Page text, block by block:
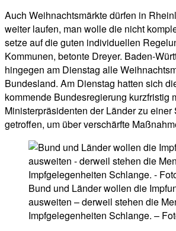
Auch Weihnachtsmärkte dürfen in
weiter laufen, man wolle die nicht
setze auf die guten individuellen
Kommunen, betonte Dreyer. Baden-
hingegen am Dienstag alle
Bundesland. Am Dienstag hatten sich
kommende Bundesregierung kurzfristig
Ministerpräsidenten der Länder zu einer
getroffen, um über verschärfte
Bund und Länder wollen die
ausweiten – derweil stehen die
Impfgelegenheiten Schlange. –